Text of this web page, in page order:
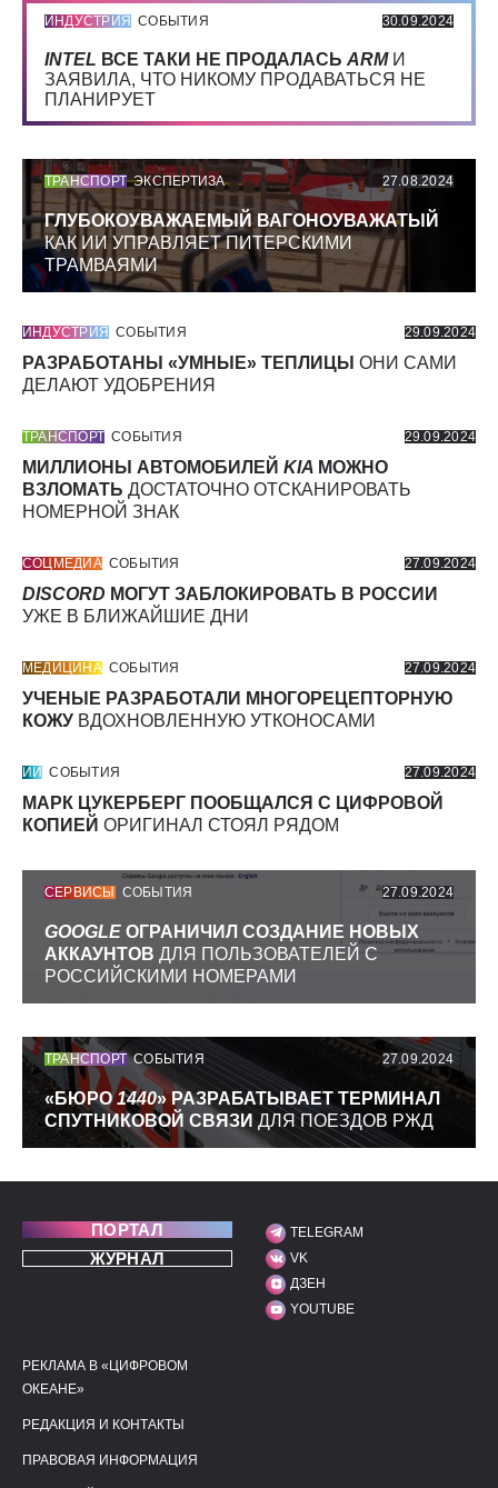
ИНДУСТРИЯ СОБЫТИЯ 30.09.2024
INTEL ВСЕ ТАКИ НЕ ПРОДАЛАСЬ ARMИ
ЗАЯВИЛА, ЧТО НИКОМУ ПРОДАВАТЬСЯ НЕ
ПЛАНИРУЕТ
ТРАНСПОРТ ЭКСПЕРТИЗА 27.08.2024
ГЛУБОКОУВАЖАЕМЫЙ ВАГОНОУВАЖАТЫЙ
КАК ИИ УПРАВЛЯЕТ ПИТЕРСКИМИ
ТРАМВАЯМИ
ИНДУСТРИЯ СОБЫТИЯ 29.09.2024
РАЗРАБОТАНЫ «УМНЫЕ» ТЕПЛИЦЫ ОНИ САМИ
ДЕЛАЮТ УДОБРЕНИЯ
ТРАНСПОРТ СОБЫТИЯ 29.09.2024
МИЛЛИОНЫ АВТОМОБИЛЕЙ KIA МОЖНО
ВЗЛОМАТЬ ДОСТАТОЧНО ОТСКАНИРОВАТЬ
НОМЕРНОЙ ЗНАК
СОЦМЕДИА СОБЫТИЯ 27.09.2024
DISCORD МОГУТ ЗАБЛОКИРОВАТЬ В РОССИИ
УЖЕ В БЛИЖАЙШИЕ ДНИ
МЕДИЦИНА СОБЫТИЯ 27.09.2024
УЧЕНЫЕ РАЗРАБОТАЛИ МНОГОРЕЦЕПТОРНУЮ
КОЖУ ВДОХНОВЛЕННУЮ УТКОНОСАМИ
ИИ СОБЫТИЯ 27.09.2024
МАРК ЦУКЕРБЕРГ ПООБЩАЛСЯ С ЦИФРОВОЙ
КОПИЕЙ ОРИГИНАЛ СТОЯЛ РЯДОМ
СЕРВИСЫ СОБЫТИЯ 27.09.2024
GOOGLE ОГРАНИЧИЛ СОЗДАНИЕ НОВЫХ
АККАУНТОВ ДЛЯ ПОЛЬЗОВАТЕЛЕЙ С
РОССИЙСКИМИ НОМЕРАМИ
ТРАНСПОРТ СОБЫТИЯ 27.09.2024
«БЮРО1440» РАЗРАБАТЫВАЕТ ТЕРМИНАЛ
СПУТНИКОВОЙ СВЯЗИ ДЛЯ ПОЕЗДОВ РЖД
ПОРТАЛ
ЖУРНАЛ
МЫ В СОЦИАЛЬНЫХ
TELEGRAM
VK
ДЗЕН
YOUTUBE
ПОЛЕЗНЫЕ ССЫЛКИ
РЕКЛАМА В «ЦИФРОВОМ
ОКЕАНЕ»
РЕДАКЦИЯ И КОНТАКТЫ
ПРАВОВАЯ ИНФОРМАЦИЯ